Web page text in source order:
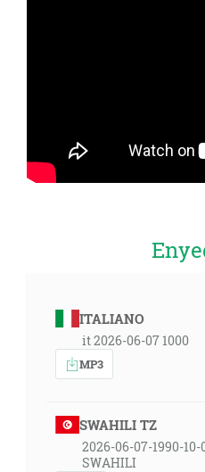
ITALIANO
it 2026-06-07 1000
MP3
SWAHILI TZ
2026-06-07-1990-
SWAHILI